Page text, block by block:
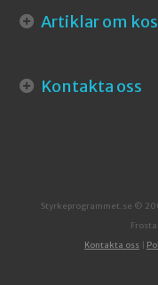
Artiklar om
Kontakta oss
Styrkeprogrammet.se ©
Kontakta oss